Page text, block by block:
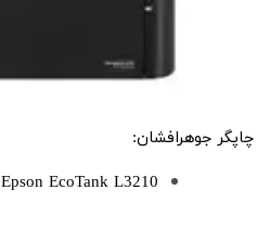
چاپگر جوهرافشان:
Epson EcoTank L3210